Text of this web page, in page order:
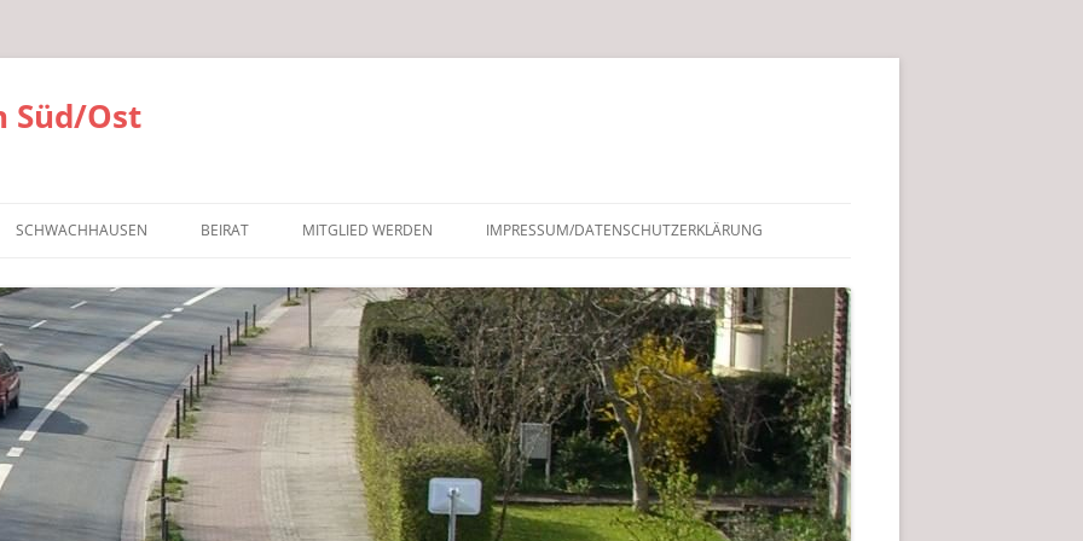
Süd/Ost
SCHWACHHAUSEN BEIRAT MITGLIED WERDEN IMPRESSUM/DATENSCHUTZERKLÄRUNG